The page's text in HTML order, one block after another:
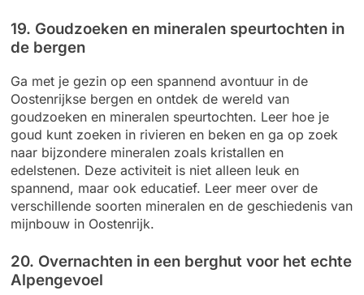
19. Goudzoeken en mineralen speurtochten in
de bergen
Ga met je gezin op een spannend avontuur in de
Oostenrijkse bergen en ontdek de wereld van
goudzoeken en mineralen speurtochten. Leer hoe je
goud kunt zoeken in rivieren en beken en ga op zoek
naar bijzondere mineralen zoals kristallen en
edelstenen. Deze activiteit is niet alleen leuk en
spannend, maar ook educatief. Leer meer over de
verschillende soorten mineralen en de geschiedenis van
mijnbouw in Oostenrijk.
20. Overnachten in een berghut voor het echte
Alpengevoel